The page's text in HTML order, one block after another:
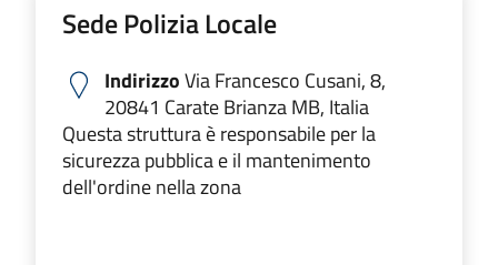
Sede Polizia Locale
IndirizzoVia Francesco Cusani, 8,
20841 Carate Brianza MB, Italia
Questa struttura è responsabile per la
sicurezza pubblica e il mantenimento
dell'ordine nella zona